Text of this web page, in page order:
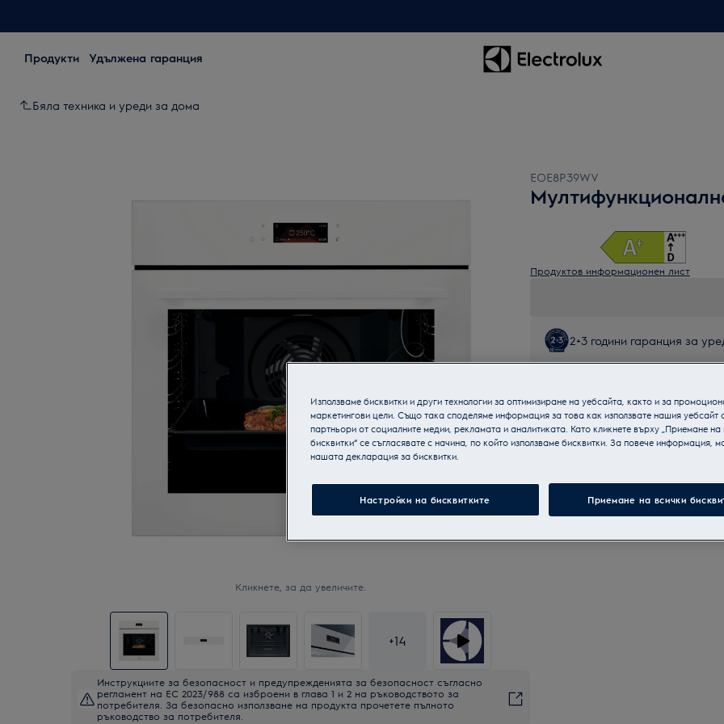
Продукти Удължена гаранция
Бяла техника и уреди за дома
Кликнете, за да увеличите.
+14
Инструкциите за безопасност и предупрежденията за безопасност съгласно
регламент на ЕС 2023/988 са изброени в глава 1 и 2 на ръководството за
потребителя. За безопасно използване на продукта прочетете пълното
ръководство за потребителя.
EOE8P39WV
Продуктов информационен лист
2+3 години гаранция за
Използваме бисквитки и други технологии за оптимизиране на уебсайта, както и за
маркетингови цели. Също така споделяме информация за това как използвате нашия уебсайт
партньори от социалните медии, рекламата и аналитиката. Като кликнете върху „Приемане на
бисквитки“ се съгласявате с начина, по който използваме бисквитки. За повече информация,
нашата декларация за бисквитки.
Настройки на бисквитките Приемане на всички